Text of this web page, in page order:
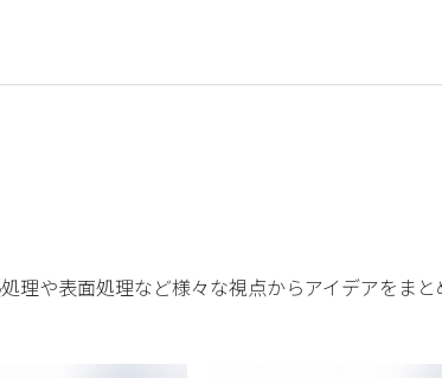
や表面処理など様々な視点からアイデアをまと